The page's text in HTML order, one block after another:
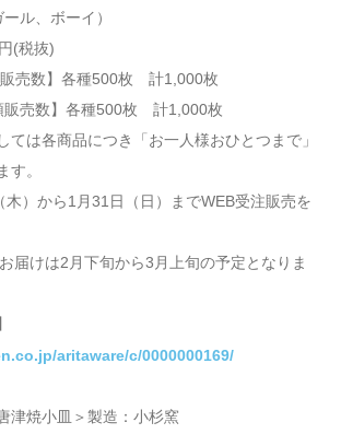
ル、ボーイ）
(税抜)
販売数】各種500枚 計1,000枚
販売数】各種500枚 計1,000枚
は各商品につき「お一人様おひとつまで」
す。
）から1月31日（日）までWEB受注販売を
届けは2月下旬から3月上旬の予定となりま
aritaware/c/0000000169/
津焼小皿＞製造：小杉窯